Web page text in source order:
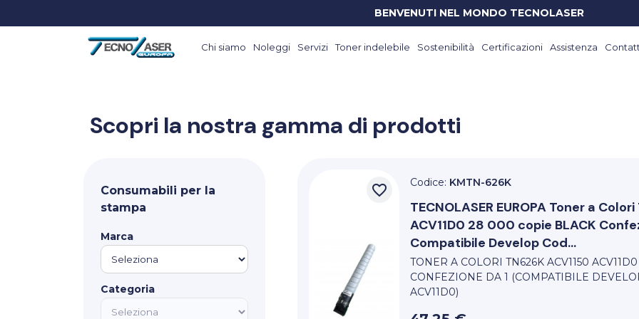
BENVENUTI NEL MONDO TECNOLASER
Chi siamo Noleggi Servizi Toner indelebile Sostenibilità Certificazioni Assistenza
Scopri la nostra gamma di prodotti
Consumabili per la
stampa
Marca
Categoria
favorite_border Codice: KMTN-626K
TECNOLASER EUROPA Toner a Colori
ACV11D0 28 000 copie BLACK
Compatibile Develop Cod...
TONER A COLORI TN626K ACV1150
CONFEZIONE DA 1 (COMPATIBILE
ACV11D0)